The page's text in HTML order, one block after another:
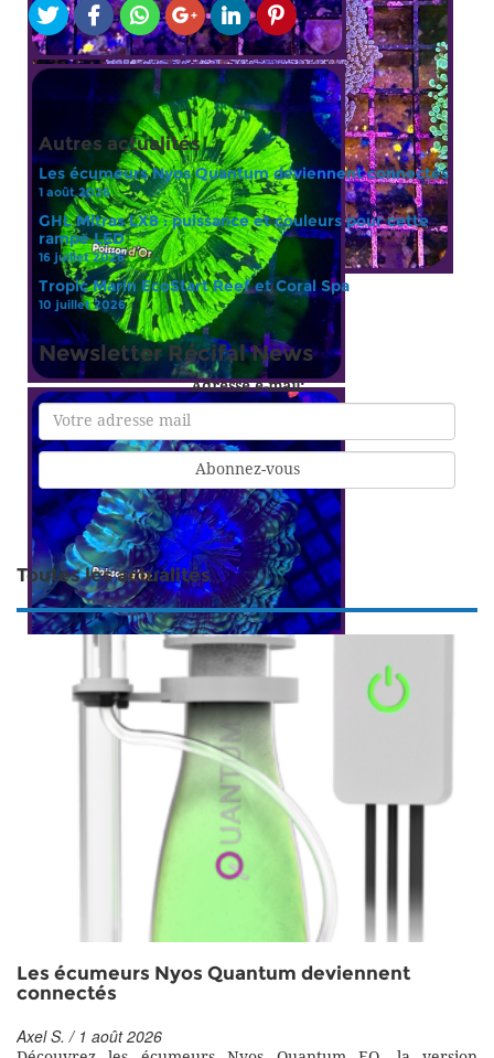
Autres actualités
Les écumeurs Nyos Quantum deviennent connectés
1 août 2026
GHL Mitras LX8 : puissance et couleurs pour cette
rampe LED
16 juillet 2026
Tropic Marin EcoStart Reef et Coral Spa
10 juillet 2026
Newsletter Récifal News
Adresse e-mail:
Toutes les actualités
Les écumeurs Nyos Quantum deviennent
connectés
Axel S. / 1 août 2026